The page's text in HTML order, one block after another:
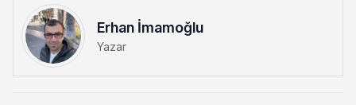
Erhan İmamoğlu
Yazar